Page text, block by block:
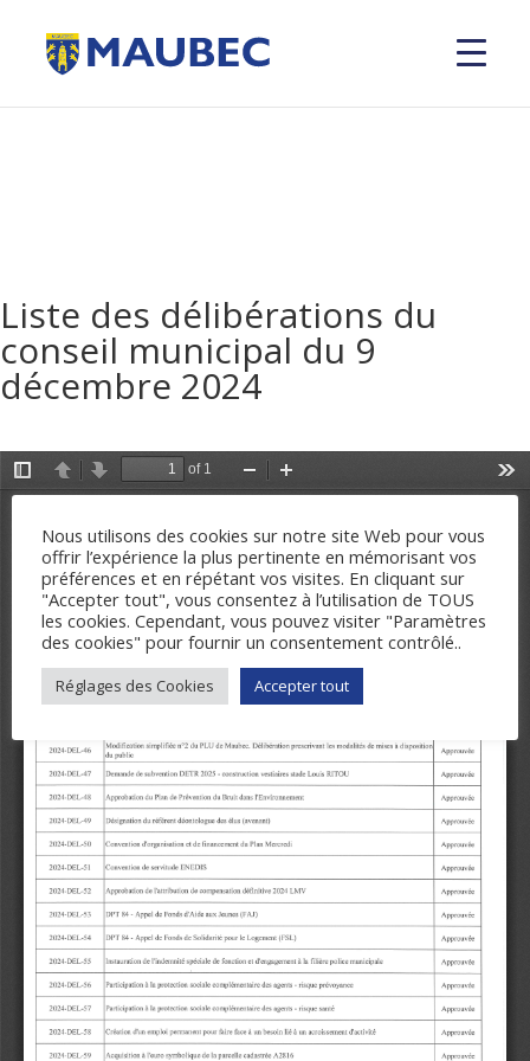
Liste des délibérations du
conseil municipal du 9
décembre 2024
Nous utilisons des cookies sur notre site Web pour vous
offrir l’expérience la plus pertinente en mémorisant vos
préférences et en répétant vos visites. En cliquant sur
"Accepter tout", vous consentez à l’utilisation de TOUS
les cookies. Cependant, vous pouvez visiter "Paramètres
des cookies" pour fournir un consentement contrôlé..
Réglages des Cookies Accepter tout